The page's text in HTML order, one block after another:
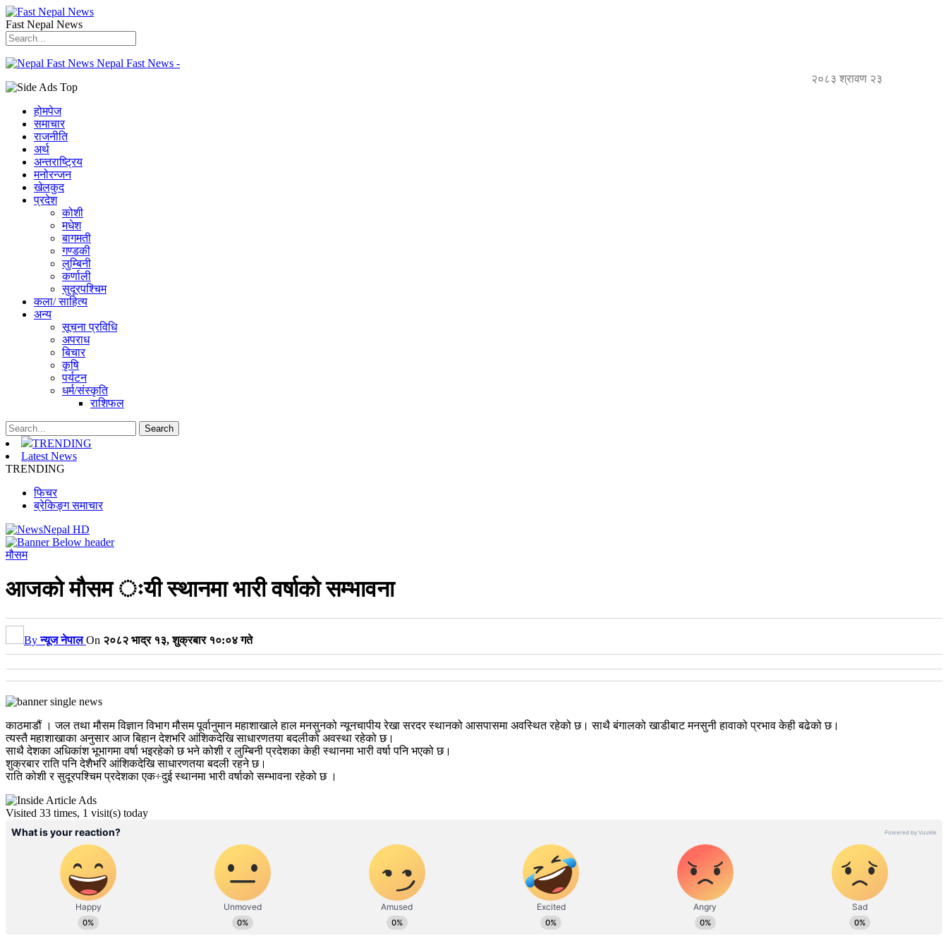
Fast Nepal News
Nepal Fast News -
२०८३ श्रावण २३
होमपेज
समाचार
राजनीति
अर्थ
अन्तराष्ट्रिय
मनोरन्जन
खेलकुद
प्रदेश
कोशी
मधेश
बागमती
गण्डकी
लुम्बिनी
कर्णाली
सुदूरपश्चिम
कला/ साहित्य
अन्य
सूचना प्रविधि
अपराध
बिचार
कृषि
पर्यटन
धर्म/संस्कृति
राशिफल
TRENDING
Latest News
TRENDING
फिचर
ब्रेकिङ्ग समाचार
मौसम
आजको मौसम ःयी स्थानमा भारी वर्षाको सम्भावना
Byन्यूज नेपाल On २०८२ भाद्र १३, शुक्रबार १०:०४ गते
काठमाडौं । जल तथा मौसम विज्ञान विभाग मौसम पूर्वानुमान महाशाखाले हाल मनसुनको न्यूनचापीय रेखा सरदर स्थानको आसपासमा अवस्थित रहेको छ। साथै बंगालको खाडीबाट मनसुनी हावाको प्रभाव केही बढेको छ।
त्यस्तै महाशाखाका अनुसार आज बिहान देशभरि आंशिकदेखि साधारणतया बदलीको अवस्था रहेको छ।
साथै देशका अधिकांश भूभागमा वर्षा भइरहेको छ भने कोशी र लुम्बिनी प्रदेशका केही स्थानमा भारी वर्षा पनि भएको छ।
शुक्रबार राति पनि देशैभरि आंशिकदेखि साधारणतया बदली रहने छ।
राति कोशी र सुदूरपश्चिम प्रदेशका एक÷दुई स्थानमा भारी वर्षाको सम्भावना रहेको छ ।
Visited 33 times, 1 visit(s) today